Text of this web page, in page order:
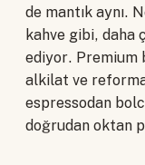
de mantık aynı.
kahve gibi, daha
ediyor. Premium
alkilat ve
espressodan
doğrudan oktan